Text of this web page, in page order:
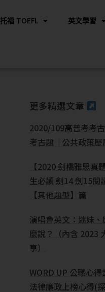
托福 TOEFL 英文學習
更多精選文章
2020/109高普考考
考古題｜公共政策
【2020 劍橋雅思真
生必讀 劍14 劍15閱
【其他題型】篇
演唱會英文：迷妹
麼說？（內含 2023
享）
WORD UP 公職心
法律廉政上榜心得(